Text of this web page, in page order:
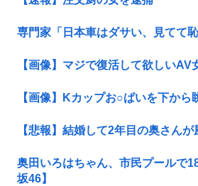
専門家「日本車はダサい、見てて恥
【画像】マジで復活して欲しいAV
【画像】Kカップお○ぱいを下から
【悲報】結婚して2年目の奥さん
奥田いろはちゃん、市民プールで
坂46】